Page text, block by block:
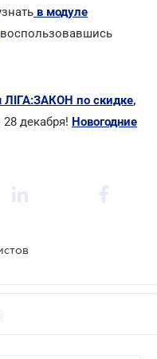
в модуле
ЛІГА:ЗАКОН по скидке,
декабря! Новогодние